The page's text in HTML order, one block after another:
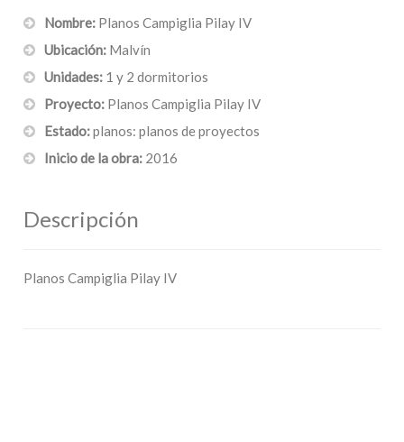
Nombre: Planos Campiglia Pilay IV
Ubicación: Malvín
Unidades: 1 y 2 dormitorios
Proyecto: Planos Campiglia Pilay IV
Estado:planos: planos de proyectos
Inicio de la obra: 2016
Descripción
Planos Campiglia Pilay IV